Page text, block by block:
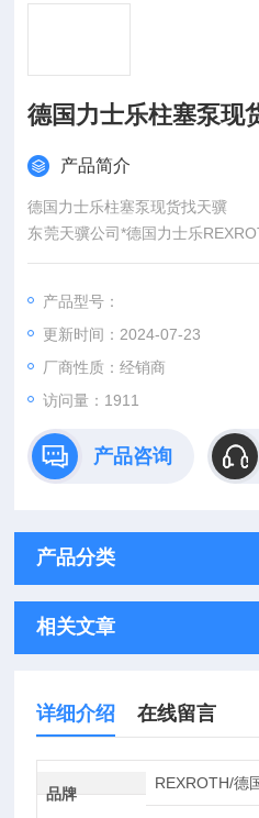
德国力士乐柱塞泵现
产品简介
德国力士乐柱塞泵现货找天骥
东莞天骥公司*德国力士乐
是从国外*，报关单 原产地证明
合品质， 我们承诺所有产品 期
所有产品出售后 执行原厂的售后标
产品型号：
更新时间：2024-07-23
厂商性质：经销商
访问量：1911
产品咨询
产品分类
相关文章
详细介绍 在线留言
品牌
REXROTH/德